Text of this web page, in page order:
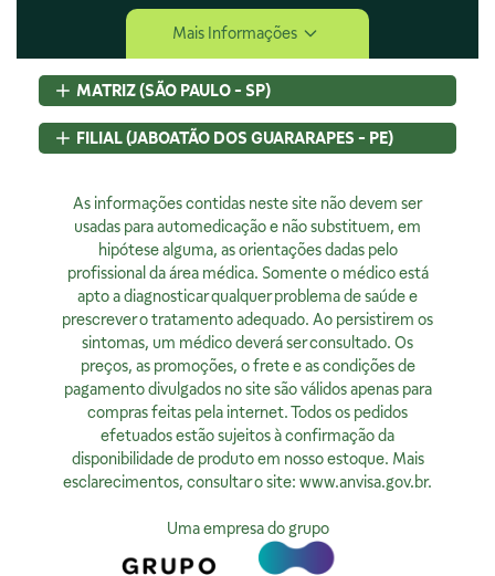
Central de Ajuda
Central de Atendimento
Envio e Entrega
Navegando e Comprando
Trocas e Devoluções
Fale Conosco
Encarregado de Privacidade
Rodrigo Costa
dpo@4bio.com.br
Institucional
Quem Somos
Privacidade
Como tratamos sua Privacidade
Mais Informações
MATRIZ (SÃO PAULO - SP)
Rua Pedroso Alvarenga, 58 Cj. 02
Itaim Bibi, São Paulo, SP
CNPJ:07.015.691/0001-46
Licença Sanitária Nº:
355030801-477-000962-1-0
AFE:7.16539-7
FARMACÊUTICA RESPONSÁVEL:
Renata de Sousa Cerqueira
63200
Horário de Atendimento:
Segunda à sexta, exceto feriados, das 08h00 às 20h00
Ver no Mapa
FILIAL (JABOATÃO DOS GUARARAPES - PE)
54320-230 - Brasil
07.015.691/0008-12
Licença Sanitária Nº:00523.3/2025
0888921250
FARMACÊUTICA RESPONSÁVEL:
Diogo Amaro da Silva Santos
CRF/PE:14237
Horário de Atendimento:
Segunda à sexta, exceto feriados, das 9h00 às 18h00.
Ver no Mapa
As informações contidas neste site não devem ser
usadas para automedicação e não substituem, em
hipótese alguma, as orientações dadas pelo
profissional da área médica. Somente o médico está
apto a diagnosticar qualquer problema de saúde e
prescrever o tratamento adequado. Ao persistirem os
sintomas, um médico deverá ser consultado. Os
preços, as promoções, o frete e as condições de
pagamento divulgados no site são válidos apenas para
compras feitas pela internet. Todos os pedidos
efetuados estão sujeitos à confirmação da
disponibilidade de produto em nosso estoque. Mais
esclarecimentos, consultar o site: www.anvisa.gov.br.
Uma empresa do grupo